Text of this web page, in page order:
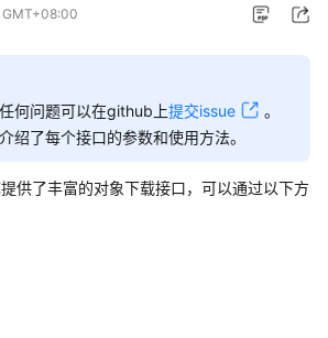
何问题可以在github上提交issue
。
绍了每个接口的参数和使用方法。
供了丰富的对象下载接口，可以通过以下方